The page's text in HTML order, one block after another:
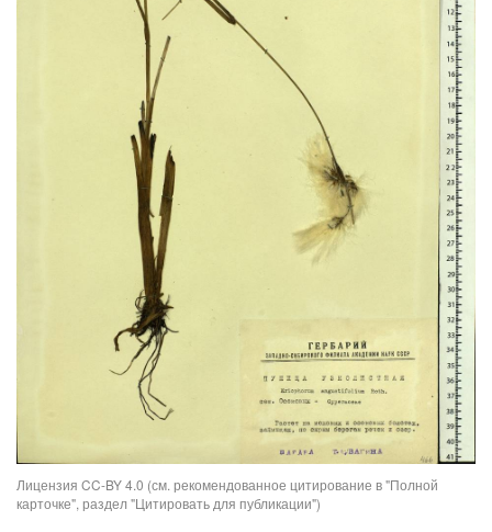
Лицензия CC-BY 4.0 (см. рекомендованное цитирование в "Полной
карточке", раздел "Цитировать для публикации")